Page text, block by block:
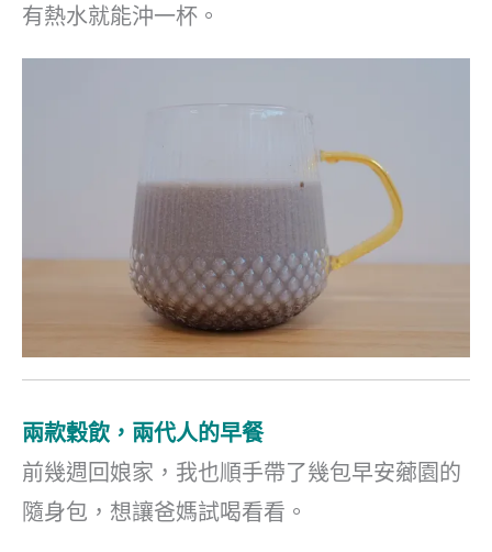
有熱水就能沖一杯。
兩款穀飲，兩代人的早餐
前幾週回娘家，我也順手帶了幾包早安薌園的
隨身包，想讓爸媽試喝看看。